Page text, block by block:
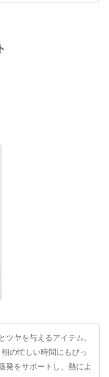
ツヤを与えるアイテム。
の忙しい時間にもぴっ
発をサポートし、熱によ